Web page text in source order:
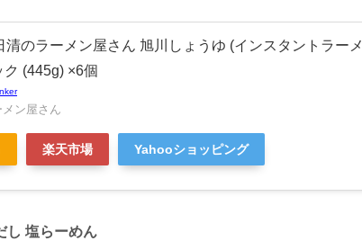
清のラーメン屋さん 旭川しょうゆ (インスタントラーメ
ク (445g) ×6個
メン屋さん
楽天市場 Yahooショッピング
し 塩らーめん